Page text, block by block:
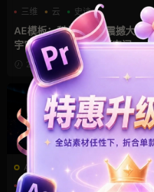
三维
云 史诗
AE模板：科幻史诗电震撼大气
宇宙穿梭飞行星云陨石空间炫
光标题开场 epic Space Titles
2021-12-21
AE模板
AE logo模板
LOGO动画